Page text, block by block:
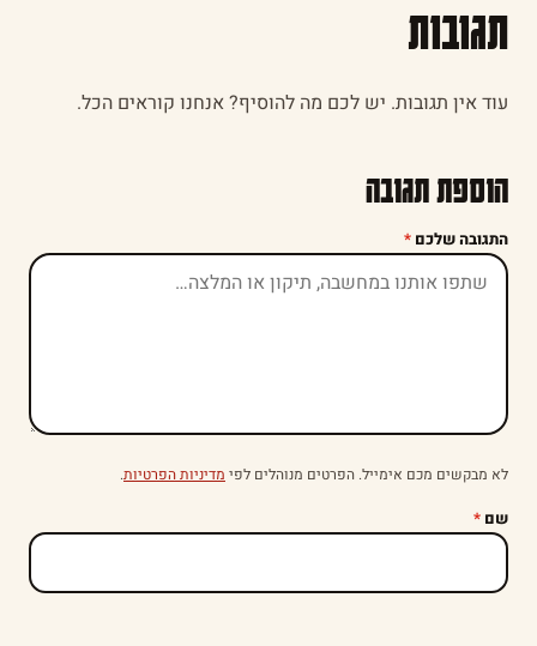
תגובות
עוד אין תגובות. יש לכם מה להוסיף? אנחנו קוראים הכל.
הוספת תגובה
התגובה שלכם *
לא מבקשים מכם אימייל. הפרטים מנוהלים לפי מדיניות הפרטיות.
שם *